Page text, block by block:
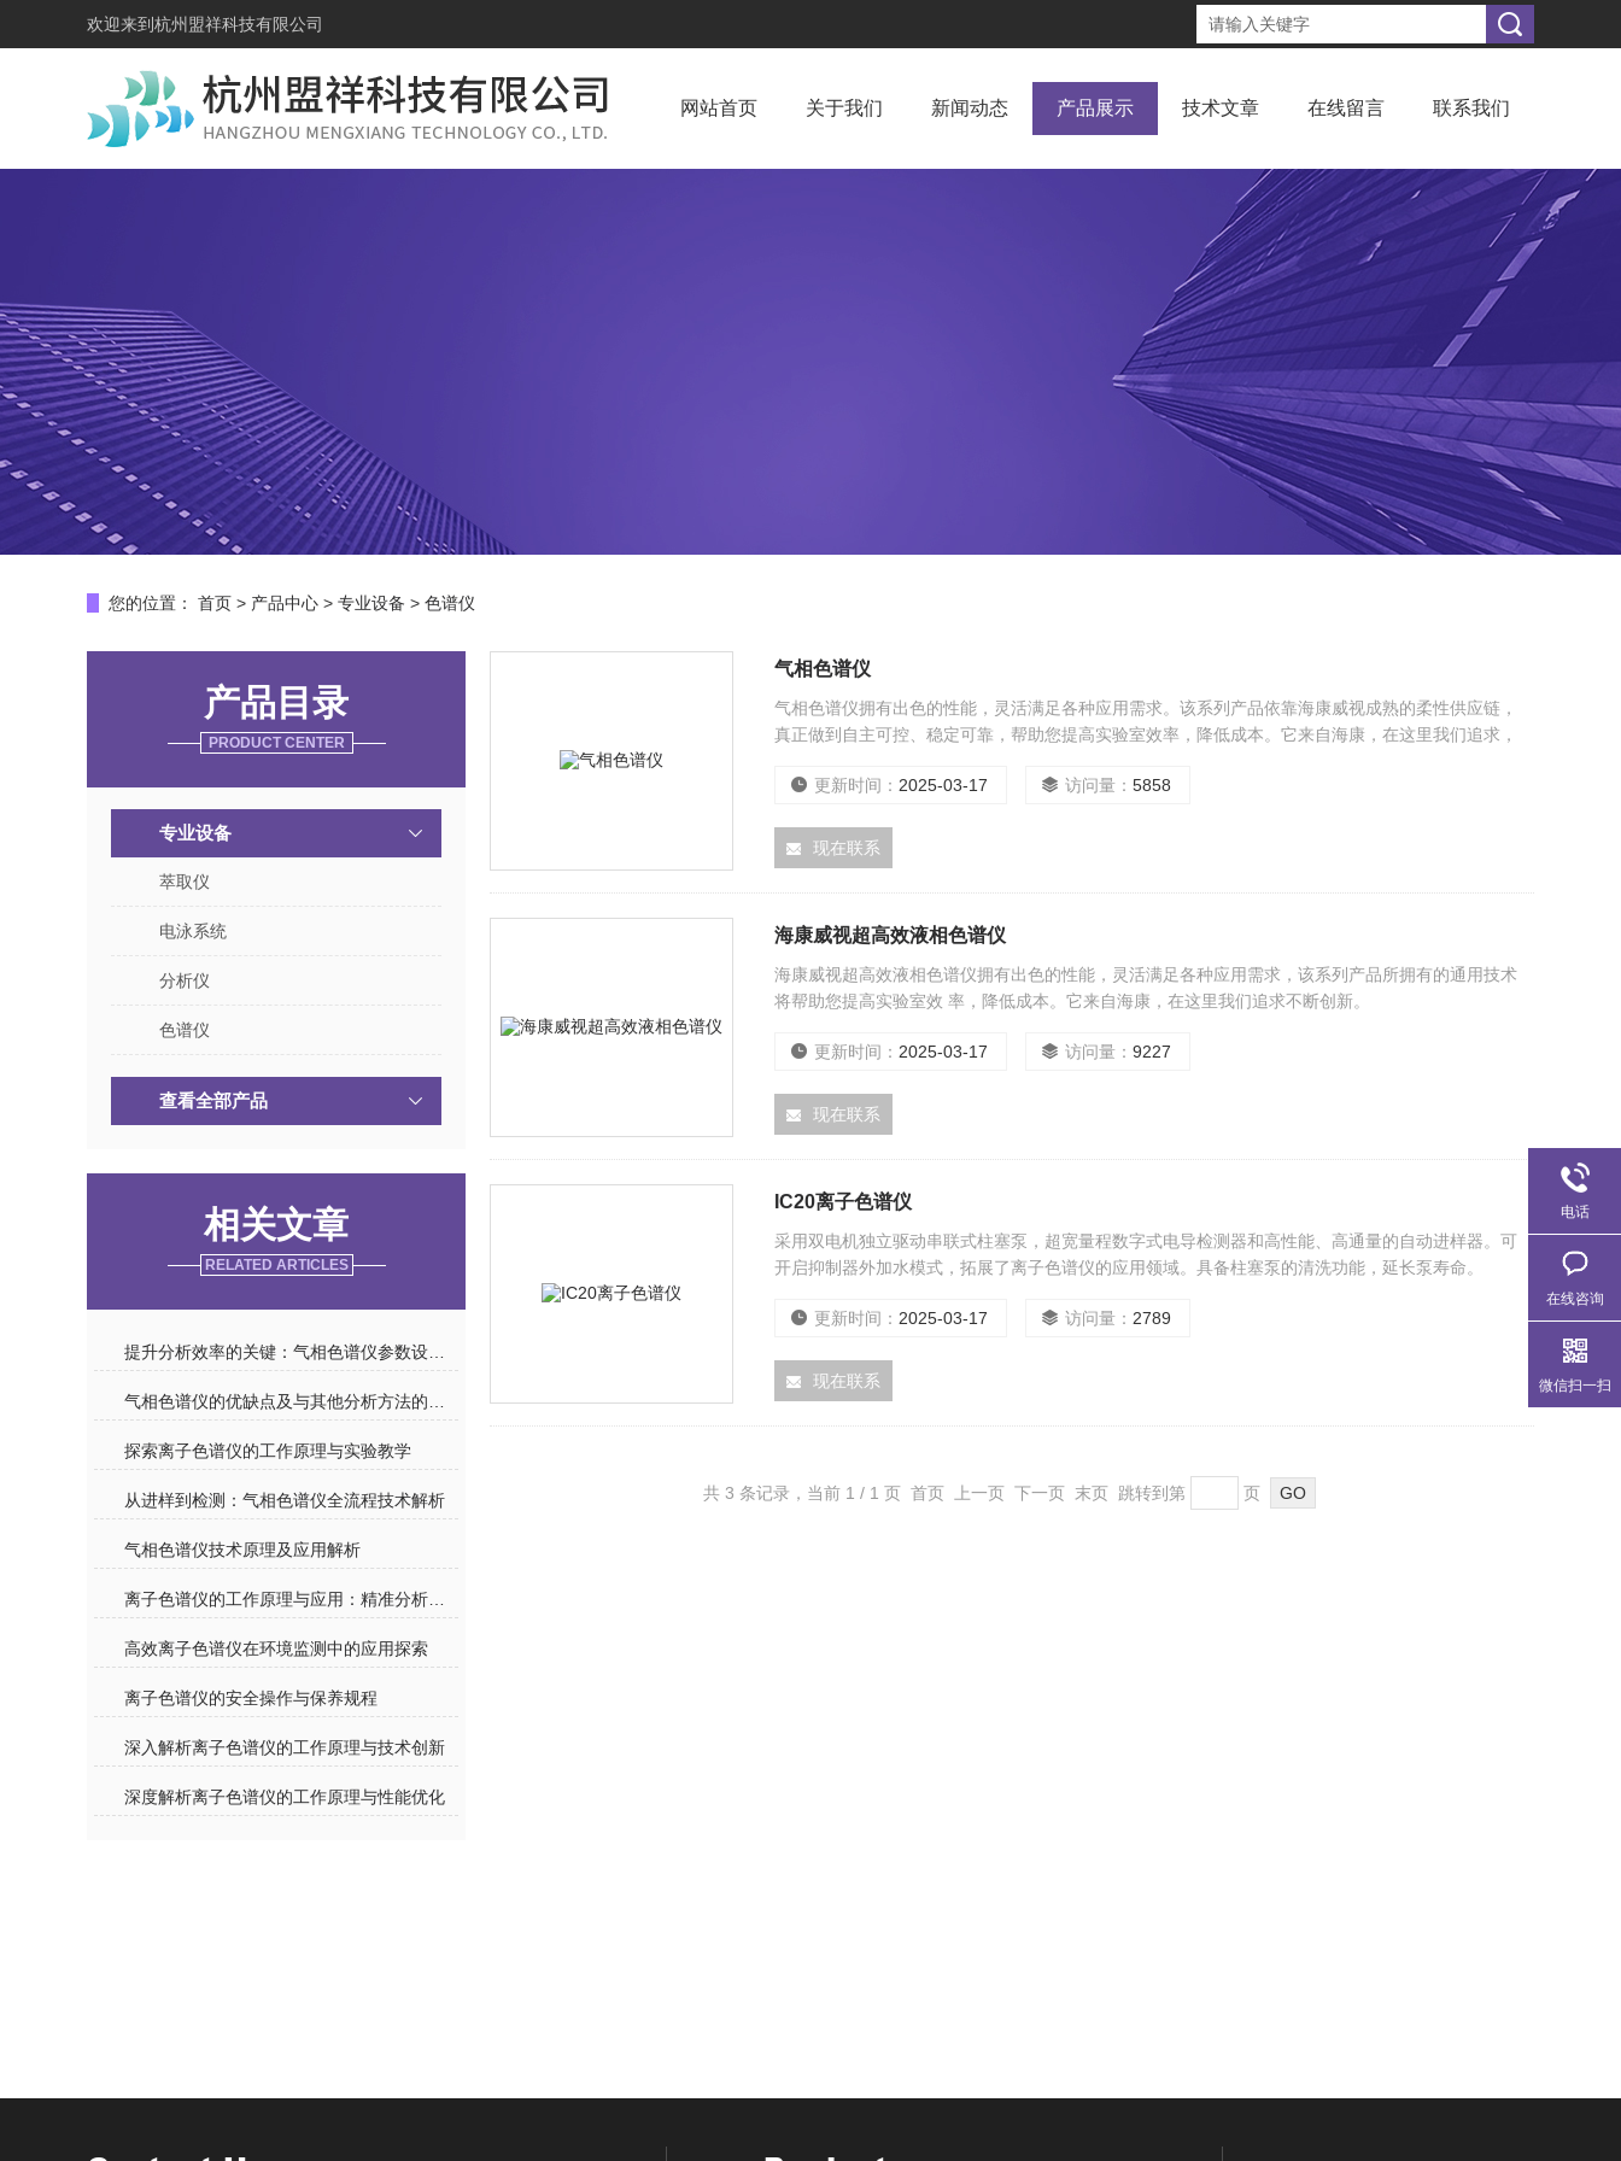
欢迎来到 杭州盟祥科技有限公司
网站首页 关于我们 新闻动态 产品展示 技术文章 在线留言 联系我们
您的位置： 首页 > 产品中心 > 专业设备 > 色谱仪
产品目录
PRODUCT CENTER
专业设备
萃取仪
电泳系统
分析仪
色谱仪
查看全部产品
相关文章
RELATED ARTICLES
探索离子色谱仪的工作原理与实验教学
从进样到检测：气相色谱仪全流程技术解析
气相色谱仪技术原理及应用解析
高效离子色谱仪在环境监测中的应用探索
离子色谱仪的安全操作与保养规程
深入解析离子色谱仪的工作原理与技术创新
深度解析离子色谱仪的工作原理与性能优化
气相色谱仪
气相色谱仪拥有出色的性能，灵活满足各种应用需求。该系列产品依靠海康威视成熟的柔性供应链，
真正做到自主可控、稳定可靠，帮助您提高实验室效率，降低成本。它来自海康，在这里我们追求，
更新时间： 2025-03-17 访问量： 5858
现在联系
海康威视超高效液相色谱仪
海康威视超高效液相色谱仪拥有出色的性能，灵活满足各种应用需求，该系列产品所拥有的通用技术
将帮助您提高实验室效 率，降低成本。它来自海康，在这里我们追求不断创新。
更新时间： 2025-03-17 访问量： 9227
现在联系
IC20离子色谱仪
采用双电机独立驱动串联式柱塞泵，超宽量程数字式电导检测器和高性能、高通量的自动进样器。可
开启抑制器外加水模式，拓展了离子色谱仪的应用领域。具备柱塞泵的清洗功能，延长泵寿命。
更新时间： 2025-03-17 访问量： 2789
现在联系
共 3 条记录，当前 1 / 1 页 首页 上一页 下一页 末页 跳转到第 页
电话
在线咨询
微信扫一扫